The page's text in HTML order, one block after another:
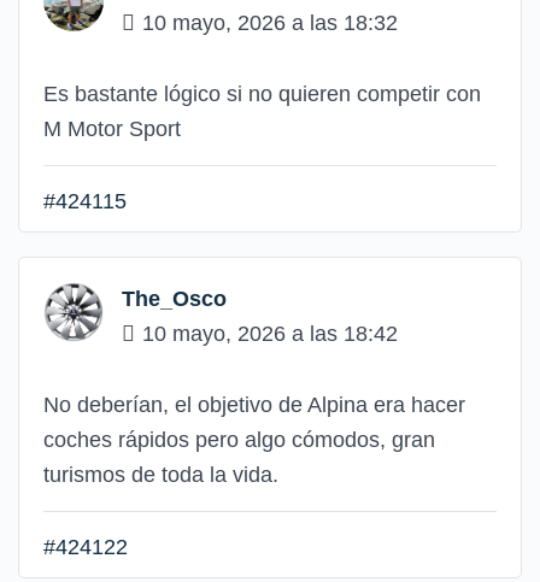
10 mayo, 2026 a las 18:32
Es bastante lógico si no quieren competir con
M Motor Sport
#424115
The_Osco
10 mayo, 2026 a las 18:42
No deberían, el objetivo de Alpina era hacer
coches rápidos pero algo cómodos, gran
turismos de toda la vida.
#424122